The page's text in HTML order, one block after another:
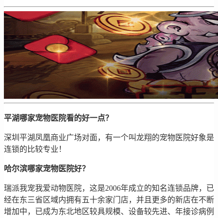
平湖哪家宠物医院看的好一点？
深圳平湖凤凰商业广场对面，有一个叫龙翔的宠物医院好象是
连锁的比较专业！
哈尔滨哪家宠物医院好？
瑞派我宠我爱动物医院，这是2006年成立的知名连锁品牌，已
经在东三省区域内拥有五十余家门店，并且更多的新店在不断
增加中，已成为东北地区较具规模、设备较先进、年接诊病例